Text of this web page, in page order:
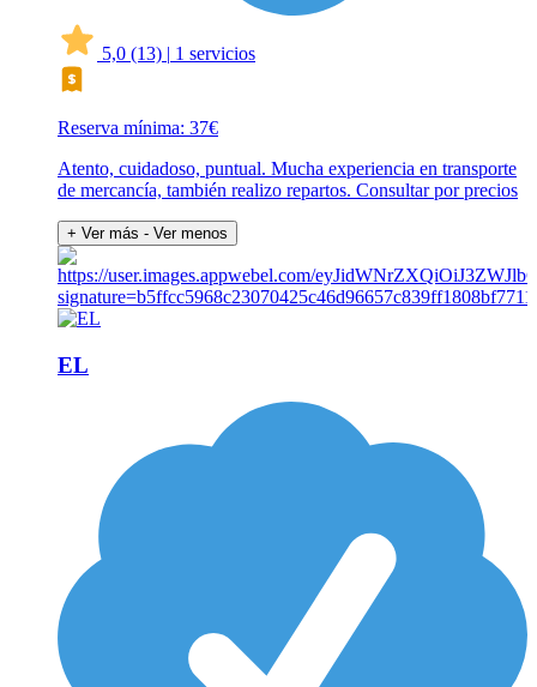
5,0 (13) | 1 servicios
Reserva mínima: 37€
Atento, cuidadoso, puntual. Mucha experiencia en transporte
de mercancía, también realizo repartos. Consultar por precios
+ Ver más - Ver menos
EL